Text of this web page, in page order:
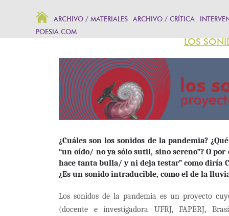
ARCHIVO / MATERIALES ARCHIVO / CRÍTICA
POESIA.COM
LOS
¿Cuáles son los sonidos de la pandemia?
“un oído/ no ya sólo sutil, sino sereno”? O
hace tanta bulla/ y ni deja testar” como diría
¿Es un sonido intraducible, como el de la
Los sonidos de la pandemia es un proyecto
(docente e investigadora UFRJ, FAPERJ,